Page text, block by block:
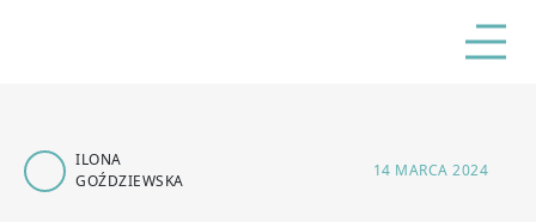
ILONA
GOŹDZIEWSKA
14 MARCA 2024